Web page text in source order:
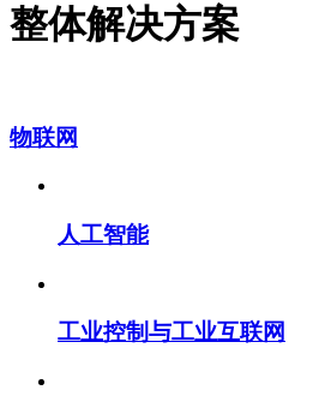
整体解决方案
物联网
人工智能
工业控制与工业互联网